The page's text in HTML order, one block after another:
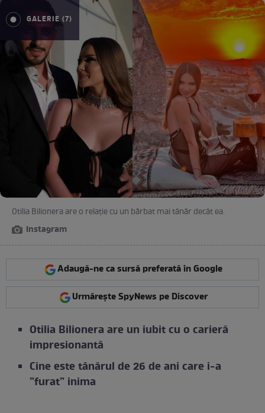
GALERIE (7)
Otilia Bilionera are o relație cu un bărbat mai tânăr decât ea.
Instagram
Adaugă-ne ca sursă preferată în Google
Urmărește SpyNews pe Discover
Otilia Bilionera are un iubit cu o carieră
impresionantă
Cine este tânărul de 26 de ani care i-a
”furat” inima